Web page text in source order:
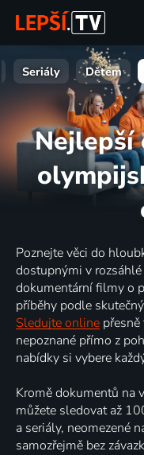
Seriály Dětem
Nejlepší
Poznejte věci do
dostupnými v rozsáhlé
dokumentární filmy o
příběhy podle
Sledujte online
nepoznané přímo z
nabídky si vybere
Kromě dokumentů na
můžete sledovat až
a seriály, neomezené
samozřejmě bez